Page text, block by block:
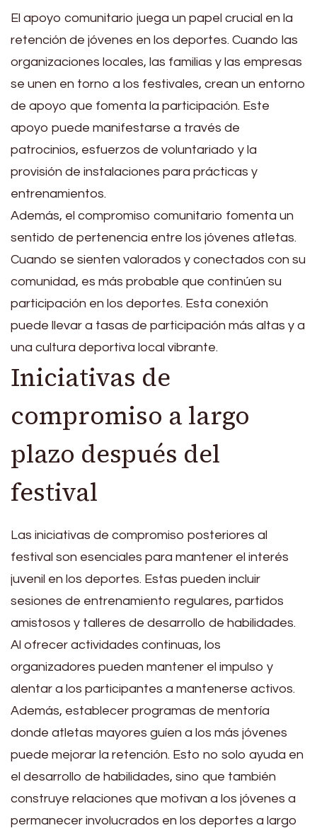
El apoyo comunitario juega un papel crucial en la
retención de jóvenes en los deportes. Cuando las
organizaciones locales, las familias y las empresas
se unen en torno a los festivales, crean un entorno
de apoyo que fomenta la participación. Este
apoyo puede manifestarse a través de
patrocinios, esfuerzos de voluntariado y la
provisión de instalaciones para prácticas y
entrenamientos.
Además, el compromiso comunitario fomenta un
sentido de pertenencia entre los jóvenes atletas.
Cuando se sienten valorados y conectados con su
comunidad, es más probable que continúen su
participación en los deportes. Esta conexión
puede llevar a tasas de participación más altas y a
una cultura deportiva local vibrante.
Iniciativas de
compromiso a largo
plazo después del
festival
Las iniciativas de compromiso posteriores al
festival son esenciales para mantener el interés
juvenil en los deportes. Estas pueden incluir
sesiones de entrenamiento regulares, partidos
amistosos y talleres de desarrollo de habilidades.
Al ofrecer actividades continuas, los
organizadores pueden mantener el impulso y
alentar a los participantes a mantenerse activos.
Además, establecer programas de mentoría
donde atletas mayores guíen a los más jóvenes
puede mejorar la retención. Esto no solo ayuda en
el desarrollo de habilidades, sino que también
construye relaciones que motivan a los jóvenes a
permanecer involucrados en los deportes a largo